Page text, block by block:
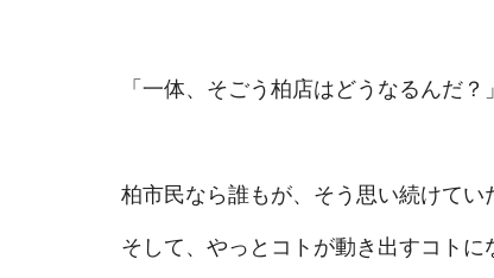
「一体、そごう柏店はどうなるんだ？」
柏市民なら誰もが、そう思い続けてい
そして、やっとコトが動き出すコトに